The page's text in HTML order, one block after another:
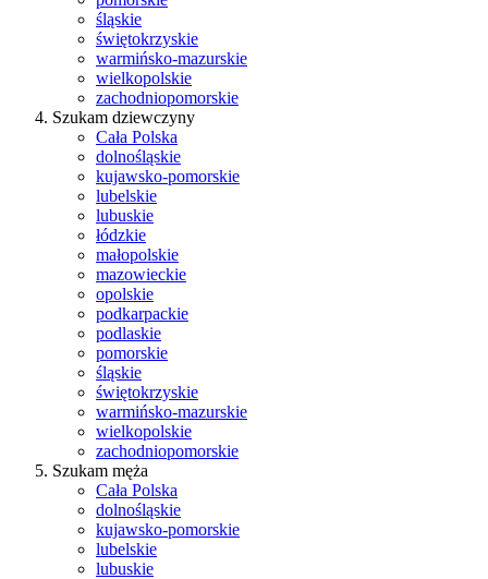
śląskie
świętokrzyskie
warmińsko-mazurskie
wielkopolskie
zachodniopomorskie
Szukam dziewczyny
Cała Polska
dolnośląskie
kujawsko-pomorskie
lubelskie
lubuskie
łódzkie
małopolskie
mazowieckie
opolskie
podkarpackie
podlaskie
pomorskie
śląskie
świętokrzyskie
warmińsko-mazurskie
wielkopolskie
zachodniopomorskie
Szukam męża
Cała Polska
dolnośląskie
kujawsko-pomorskie
lubelskie
lubuskie